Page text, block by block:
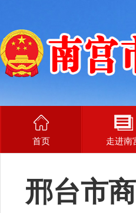
首页 走进南
邢台市